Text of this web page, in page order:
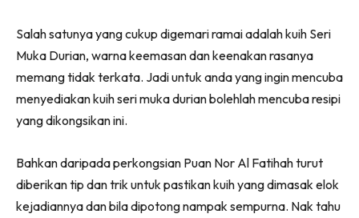
Salah satunya yang cukup digemari ramai adalah kuih Seri
Muka Durian, warna keemasan dan keenakan rasanya
memang tidak terkata. Jadi untuk anda yang ingin mencuba
menyediakan kuih seri muka durian bolehlah mencuba resipi
yang dikongsikan ini.
Bahkan daripada perkongsian Puan Nor Al Fatihah turut
diberikan tip dan trik untuk pastikan kuih yang dimasak elok
kejadiannya dan bila dipotong nampak sempurna. Nak tahu